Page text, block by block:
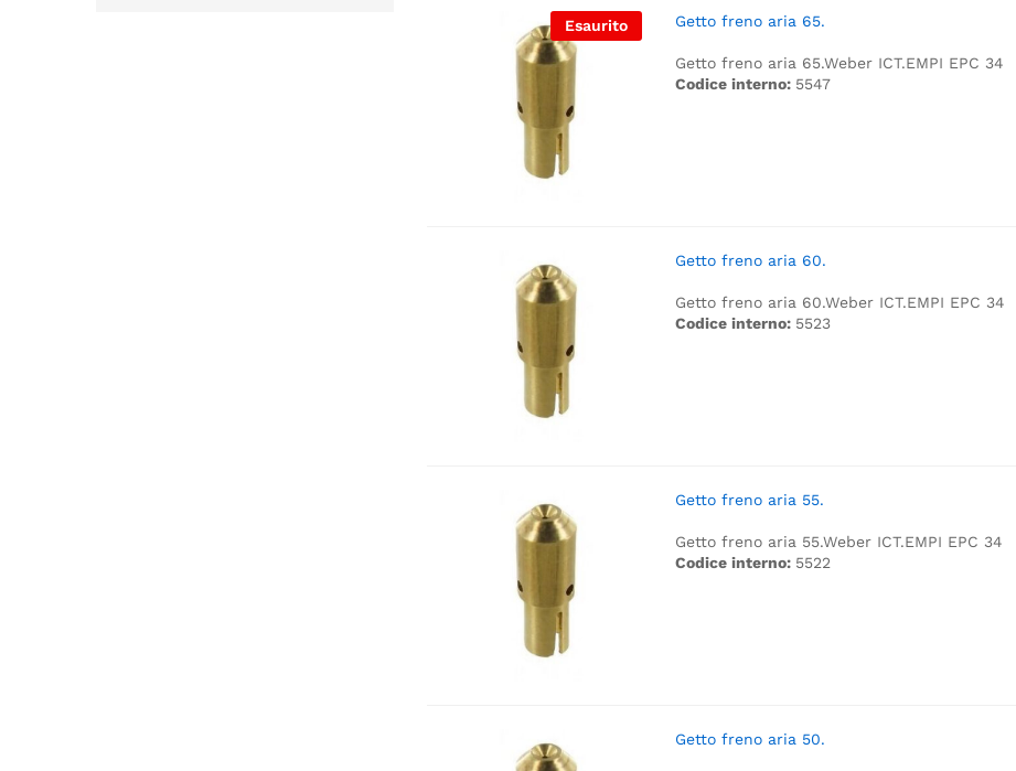
Esaurito Getto freno aria 65.
Getto freno aria 65.Weber ICT.EMPI EPC 34
Codice interno: 5547
Getto freno aria 60.
Getto freno aria 60.Weber ICT.EMPI EPC 34
Codice interno: 5523
Getto freno aria 55.
Getto freno aria 55.Weber ICT.EMPI EPC 34
Codice interno: 5522
Getto freno aria 50.